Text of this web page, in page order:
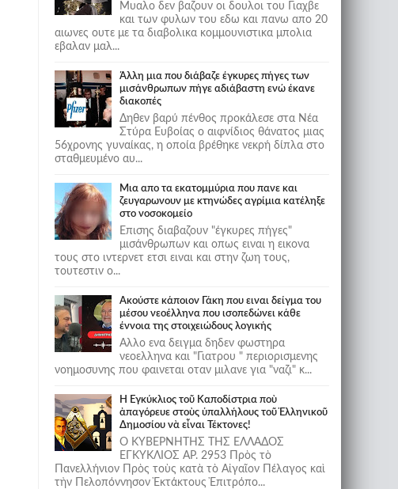
Μυαλο δεν βαζουν οι δουλοι του Γιαχβε
και των φυλων του εδω και πανω απο 20
αιωνες ουτε με τα διαβολικα κομμουνιστικα μπολια
εβαλαν μαλ...
Άλλη μια που διάβαζε έγκυρες πήγες των
μισάνθρωπων πήγε αδιάβαστη ενώ έκανε
διακοπές
Δηθεν βαρύ πένθος προκάλεσε στα Νέα
Στύρα Ευβοίας ο αιφνίδιος θάνατος μιας
56χρονης γυναίκας, η οποία βρέθηκε νεκρή δίπλα στο
σταθμευμένο αυ...
Μια απο τα εκατομμύρια που πανε και
ζευγαρωνουν με κτηνώδες αγρίμια κατέληξε
στο νοσοκομείο
Επισης διαβαζουν "έγκυρες πήγες"
μισάνθρωπων και οπως ειναι η εικονα
τους στο ιντερνετ ετσι ειναι και στην ζωη τους,
τουτεστιν ο...
Ακούστε κάποιον Γάκη που ειναι δείγμα του
μέσου νεοέλληνα που ισοπεδώνει κάθε
έννοια της στοιχειώδους λογικής
Αλλο ενα δειγμα δηδεν φωστηρα
νεοελληνα και "Γιατρου " περιορισμενης
νοημοσυνης που φαινεται οταν μιλανε για "ναζι" κ...
Ἡ Ἐγκύκλιος τοῦ Καποδίστρια ποὺ
ἀπαγόρευε στοὺς ὑπαλλήλους τοῦ Ἑλληνικοῦ
Δημοσίου νὰ εἶναι Τέκτονες!
Ο ΚΥΒΕΡΝΗΤΗΣ ΤΗΣ ΕΛΛΑΔΟΣ
ΕΓΚΥΚΛΙΟΣ ΑΡ. 2953 Πρὸς τὸ
Πανελλήνιον Πρὸς τοὺς κατὰ τὸ Αἰγαῖον Πέλαγος καὶ
τὴν Πελοπόννησον Ἐκτάκτους Ἐπιτρόπο...